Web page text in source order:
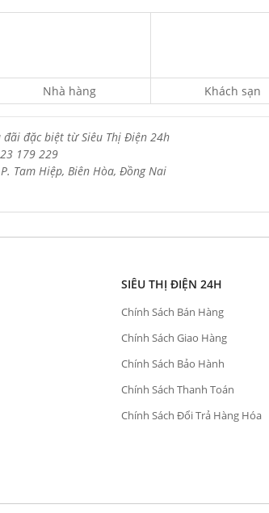
Nhà hàng Khách sạn
đãi đặc biệt từ Siêu Thị Điện 24h
179 229
Tam Hiệp, Biên Hòa, Đồng Nai
SIÊU THỊ ĐIỆN 24H
Chính Sách Bán Hàng
Chính Sách Giao Hàng
Chính Sách Bảo Hành
Chính Sách Thanh Toán
Chính Sách Đổi Trả Hàng Hóa